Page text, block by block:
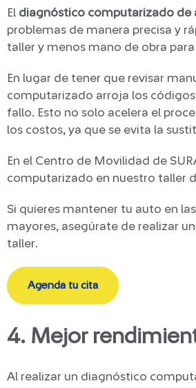
El diagnóstico computarizado de
problemas de manera precisa y
taller y menos mano de obra
En lugar de tener que revisar
computarizado arroja los
fallo. Esto no solo acelera el
los costos, ya que se evita la
En el Centro de Movilidad de
computarizado en nuestro taller
Si quieres mantener tu auto en
mayores, asegúrate de realizar
taller.
Agenda tu cita
4. Mejor
Al realizar un diagnóstico